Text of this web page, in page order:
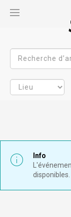
Info
disponibles.